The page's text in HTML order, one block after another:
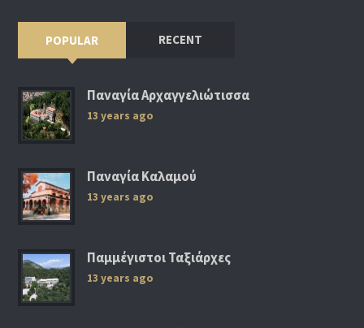
POPULAR RECENT
Παναγία Αρχαγγελιώτισσα
13 years ago
Παναγία Καλαμού
13 years ago
Παμμέγιστοι Ταξιάρχες
13 years ago